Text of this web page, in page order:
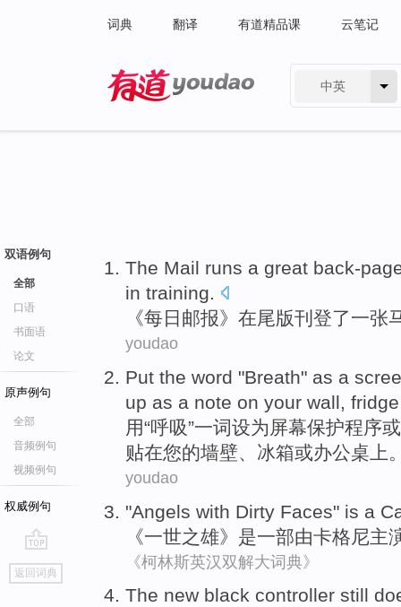
词典 翻译 有道精品课 云笔记
中英
双语例句
全部
口语
书面语
论文
原声例句
全部
音频例句
视频例句
权威例句
go
top
返回词典
The Mail runs a great back-
in training.
《每日邮报》 在尾版刊登了一张
youdao
Put the word "Breath" as a
up as a note on your wall, fridge
用“呼吸”一词设为屏幕保护程序或
贴在您的墙壁、 冰箱或办公桌 上
youdao
"Angels with Dirty Faces" is a
《一世之雄》 是一部由卡格尼主
《柯林斯英汉双解大词典》
The new black controller still